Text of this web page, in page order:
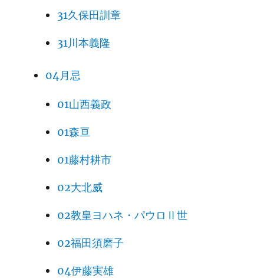
31久保田訓章
31川本義隆
04月忌
01山西義政
01森亘
01藤村耕市
02大北威
02教皇ヨハネ・パウロⅡ世
02福田須磨子
04伊藤実雄